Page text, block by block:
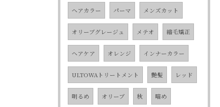
ヘアカラー パーマ メンズカット
オリーブグレージュ メテオ 縮毛矯正
ヘアケア オレンジ インナーカラー
ULTOWAトリートメント 艶髪 レッド
明るめ オリーブ 秋 暗め